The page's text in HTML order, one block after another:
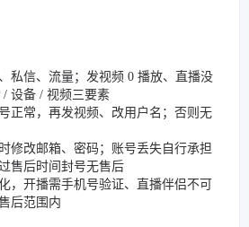
私信、流量；发视频 0 播放、直播没
/ 设备 / 视频三要素
正常，再发视频、改用户名；否则无
修改邮箱、密码；账号丢失自行承担
售后时间封号无售后
，开播需手机号验证、直播伴侣不可
后范围内